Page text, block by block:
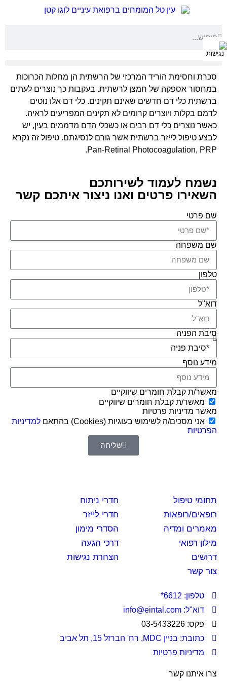
סכרת וחסימת הוריד המרכזי של הרשתית הן מחלות הכרוכות
במחסור אספקה של חמצן לרשתית. בעקבות כך נוצרים לעתים
ברשתית כלי דם חדשים שאינם תקינים. כלי דם אלו נוטים
לדמם בקלות ויוצרים קרומים לא תקינים המפריעים לראיה.
כאשר נוצרים כלי דם רבים או כשכלי הדם מדממים בעין, יש
לבצע טיפול לייזר ברשתית אשר גורם לנסיגתם. טיפול זה נקרא
Pan-Retinal Photocoagulation, PRP.
נשמח לעמוד לשירותכם
השאירו פרטים ואנו ניצור איתכם קשר
שם פרטי
שם משפחה
טלפון
דוא"ל
סיבת הפניה
מידע נוסף
מאשר/ת קבלת חומרים שיווקיים
מאשר/ת קבלת חומרים שיווקיים
מאשר מדיניות פרטיות
אני מסכים/ה לשימוש בעוגיות (Cookies) בהתאם
למדיניות
הפרטיות
שליחה
תחומי טיפול
חדרי ניתוח
רופאים/רופאות
חדרי לייזר
מאמרים ומדיה
הסדרי מימון
מילון רפואי
דרכי הגעה
דרושים
הצהרת נגישות
צור קשר
טלפון: 6612*
דוא"ל: info@eintal.com
פקס: 03-5433226
כתובת: בניין MDC, רח' הברזל 15, תל אביב
מדיניות פרטיות
צרו איתנו קשר